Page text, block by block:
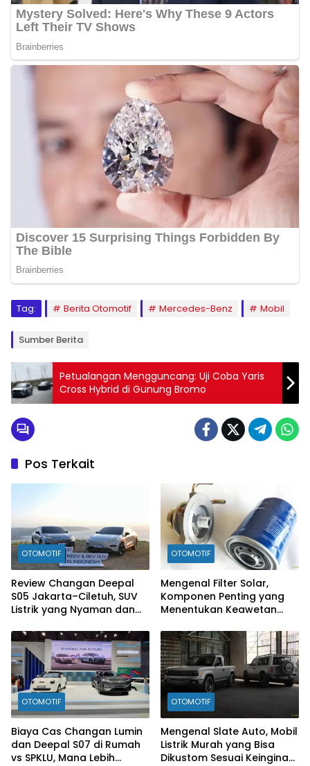
Tag: Berita Otomotif Mercedes-Benz Mobil
Sumber Berita
Petualangan Mengguncang: Uji Coba Yaris
Cross Hybrid di Gunung Bromo
Pos Terkait
OTOMOTIF
Review Changan Deepal
S05 Jakarta–Ciletuh, SUV
Listrik yang Nyaman dan
OTOMOTIF
Mengenal Filter Solar,
Komponen Penting yang
Menentukan Keawetan
OTOMOTIF
Biaya Cas Changan Lumin
dan Deepal S07 di Rumah
vs SPKLU, Mana Lebih
OTOMOTIF
Mengenal Slate Auto, Mobil
Listrik Murah yang Bisa
Dikustom Sesuai Keinginan